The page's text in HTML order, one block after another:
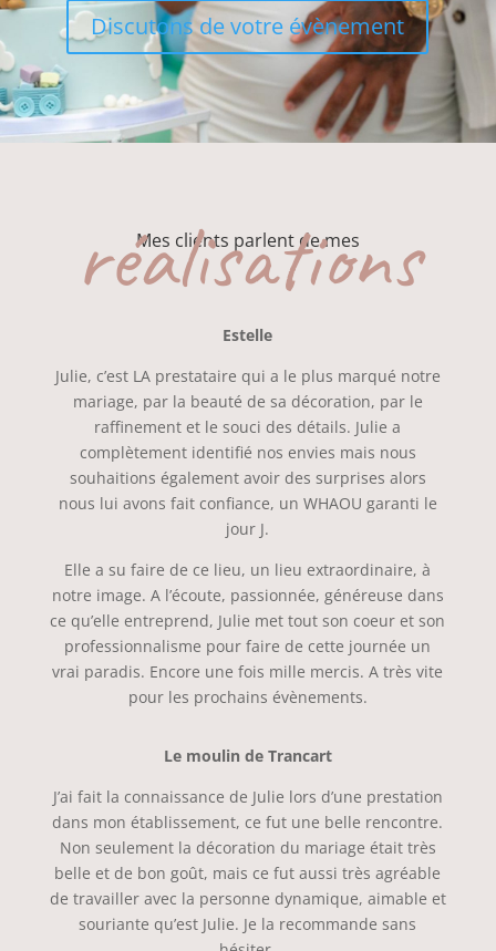
Discutons de votre évènement
Mes clients parlent de mes
réalisations
Estelle
Julie, c’est LA prestataire qui a le plus marqué notre
mariage, par la beauté de sa décoration, par le
raffinement et le souci des détails. Julie a
complètement identifié nos envies mais nous
souhaitions également avoir des surprises alors
nous lui avons fait confiance, un WHAOU garanti le
jour J.
Elle a su faire de ce lieu, un lieu extraordinaire, à
notre image. A l’écoute, passionnée, généreuse dans
ce qu’elle entreprend, Julie met tout son coeur et son
professionnalisme pour faire de cette journée un
vrai paradis. Encore une fois mille mercis. A très vite
pour les prochains évènements.
Le moulin de Trancart
J’ai fait la connaissance de Julie lors d’une prestation
dans mon établissement, ce fut une belle rencontre.
Non seulement la décoration du mariage était très
belle et de bon goût, mais ce fut aussi très agréable
de travailler avec la personne dynamique, aimable et
souriante qu’est Julie. Je la recommande sans